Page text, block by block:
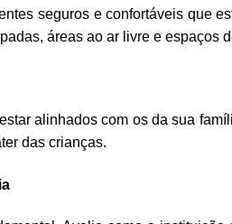
seguros e confortáveis que
áreas ao ar livre e espaços
alinhados com os da sua
das crianças.